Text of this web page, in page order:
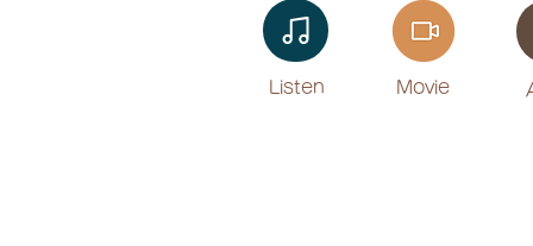
Listen​ Movie